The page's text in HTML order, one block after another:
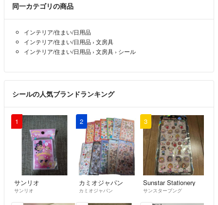
同一カテゴリの商品
インテリア/住まい/日用品
インテリア/住まい/日用品 › 文房具
インテリア/住まい/日用品 › 文房具 › シール
シールの人気ブランドランキング
1
サンリオ
サンリオ
2
カミオジャパン
カミオジャパン
3
Sunstar Stationery
サンスターブング